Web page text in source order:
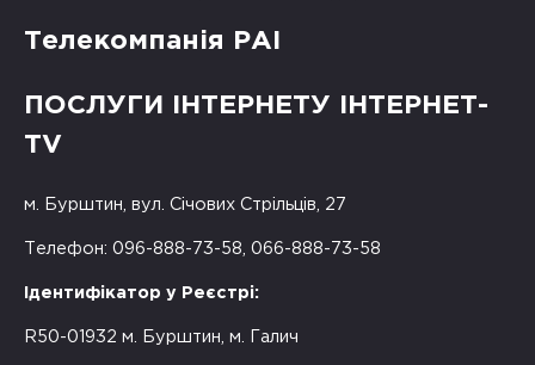
Телекомпанія РАІ
ПОСЛУГИ ІНТЕРНЕТУ ІНТЕРНЕТ-
TV
м. Бурштин, вул. Січових Стрільців, 27
Телефон: 096-888-73-58, 066-888-73-58
Ідентифікатор у Реєстрі:
R50-01932 м. Бурштин, м. Галич